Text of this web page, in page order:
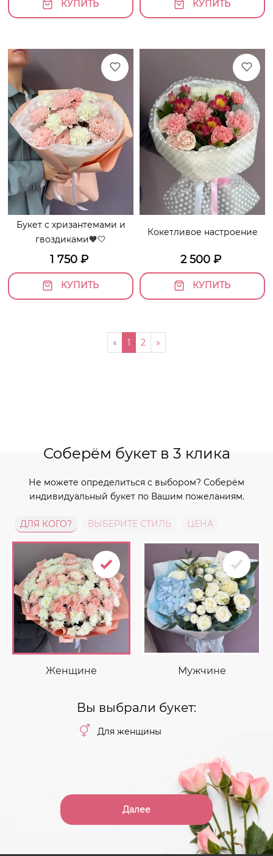
КУПИТЬ КУПИТЬ
Букет с хризантемами и
гвоздиками🧡🤍
1 750 ₽
КУПИТЬ
Кокетливое настроение
2 500 ₽
КУПИТЬ
« 1 2 »
Соберём букет в 3 клика
Не можете определиться с выбором? Соберём
индивидуальный букет по Вашим пожеланиям.
ДЛЯ КОГО? ВЫБЕРИТЕ СТИЛЬ ЦЕНА
Женщине Мужчине
Вы выбрали букет:
Для женщины
Далее